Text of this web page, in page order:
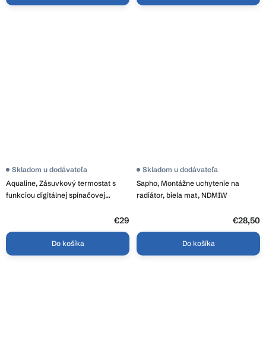
Aqualine, Zásuvkový termostat s
funkciou digitálnej spínačovej
zásuvky, P5660FR
Skladom u dodávateľa
€29
Do košíka
Sapho, Montážne uchytenie na
radiátor, biela mat, NDMIW
Skladom u dodávateľa
€28,50
Do košíka